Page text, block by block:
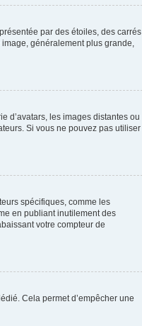
par des étoiles, des carrés
généralement plus grande,
d’avatars, les images distantes ou
Si vous ne pouvez pas utiliser
spécifiques, comme les
en publiant inutilement des
votre compteur de
Cela permet d’empêcher une